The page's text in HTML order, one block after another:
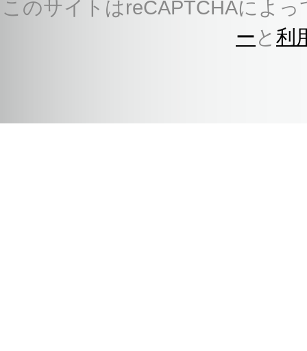
このサイトはreCAPTCHAによ
ー と 利